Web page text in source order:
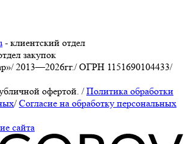
- клиентский отдел
закупок
/ 2013—2026гг./ОГРН 1151690104433/
офертой. / Политика обработки
/ Согласие на обработку персональных
сайта